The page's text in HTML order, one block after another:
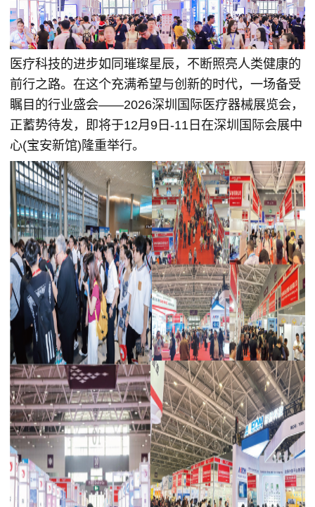
医疗科技的进步如同璀璨星辰，不断照亮人类健康的
前行之路。在这个充满希望与创新的时代，一场备受
瞩目的行业盛会——2026深圳国际医疗器械展览会，
正蓄势待发，即将于12月9日-11日在深圳国际会展中
心(宝安新馆)隆重举行。